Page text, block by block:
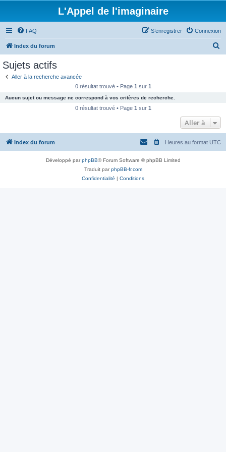
L'Appel de l'imaginaire
FAQ Connexion
S’enregistrer
Index du forum
c
e
Sujets actifs
Aller à la recherche avancée
0 résultat trouvé • Page 1 sur 1
Aucun sujet ou message ne correspond à vos critères de recherche.
0 résultat trouvé • Page 1 sur 1
Aller à
Index du forum Heures au format UTC
Développé parphpBB® Forum Software © phpBB Limited
Traduit parphpBB-fr.com
Confidentialité | Conditions